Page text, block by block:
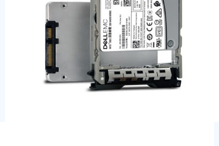
SSD диски
SATA диски
Блоки питания